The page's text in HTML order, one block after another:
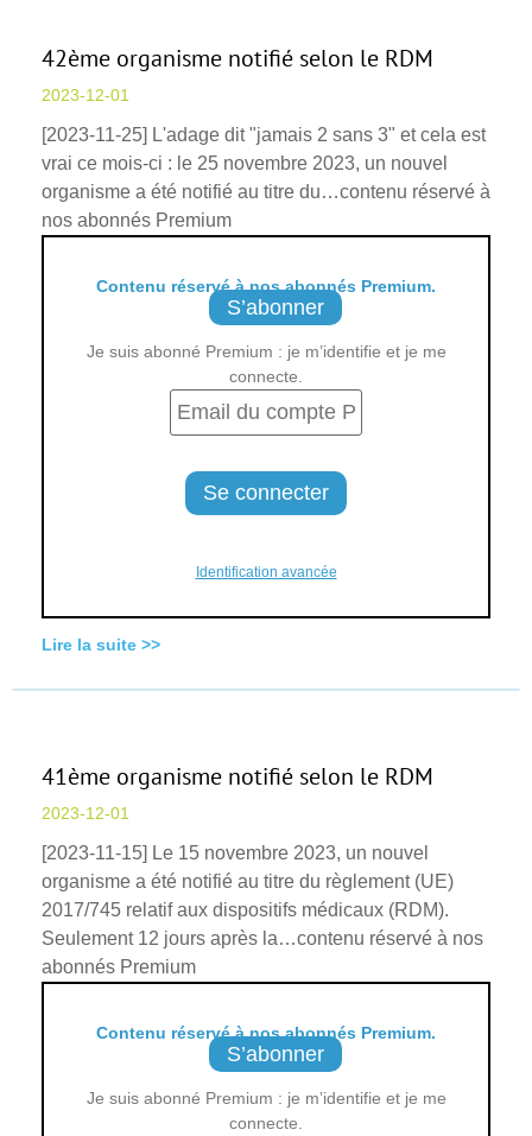
42ème organisme notifié selon le RDM
2023-12-01
[2023-11-25] L'adage dit "jamais 2 sans 3" et cela est
vrai ce mois-ci : le 25 novembre 2023, un nouvel
organisme a été notifié au titre du…contenu réservé à
nos abonnés Premium
Contenu réservé à nos abonnés Premium.
S’abonner
Je suis abonné Premium : je m’identifie et je me
connecte.
Identification avancée
Lire la suite >>
41ème organisme notifié selon le RDM
2023-12-01
[2023-11-15] Le 15 novembre 2023, un nouvel
organisme a été notifié au titre du règlement (UE)
2017/745 relatif aux dispositifs médicaux (RDM).
Seulement 12 jours après la…contenu réservé à nos
abonnés Premium
Contenu réservé à nos abonnés Premium.
S’abonner
Je suis abonné Premium : je m’identifie et je me
connecte.